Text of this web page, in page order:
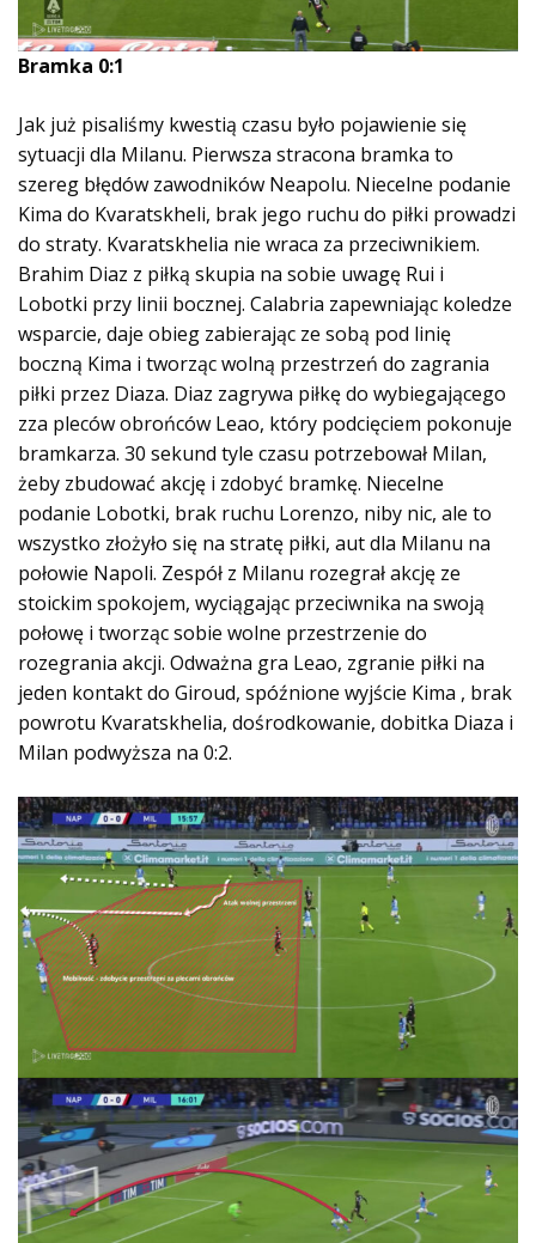
Bramka 0:1
Jak już pisaliśmy kwestią czasu było pojawienie się
sytuacji dla Milanu. Pierwsza stracona bramka to
szereg błędów zawodników Neapolu. Niecelne podanie
Kima do Kvaratskheli, brak jego ruchu do piłki prowadzi
do straty. Kvaratskhelia nie wraca za przeciwnikiem.
Brahim Diaz z piłką skupia na sobie uwagę Rui i
Lobotki przy linii bocznej. Calabria zapewniając koledze
wsparcie, daje obieg zabierając ze sobą pod linię
boczną Kima i tworząc wolną przestrzeń do zagrania
piłki przez Diaza. Diaz zagrywa piłkę do wybiegającego
zza pleców obrońców Leao, który podcięciem pokonuje
bramkarza. 30 sekund tyle czasu potrzebował Milan,
żeby zbudować akcję i zdobyć bramkę. Niecelne
podanie Lobotki, brak ruchu Lorenzo, niby nic, ale to
wszystko złożyło się na stratę piłki, aut dla Milanu na
połowie Napoli. Zespół z Milanu rozegrał akcję ze
stoickim spokojem, wyciągając przeciwnika na swoją
połowę i tworząc sobie wolne przestrzenie do
rozegrania akcji. Odważna gra Leao, zgranie piłki na
jeden kontakt do Giroud, spóźnione wyjście Kima , brak
powrotu Kvaratskhelia, dośrodkowanie, dobitka Diaza i
Milan podwyższa na 0:2.